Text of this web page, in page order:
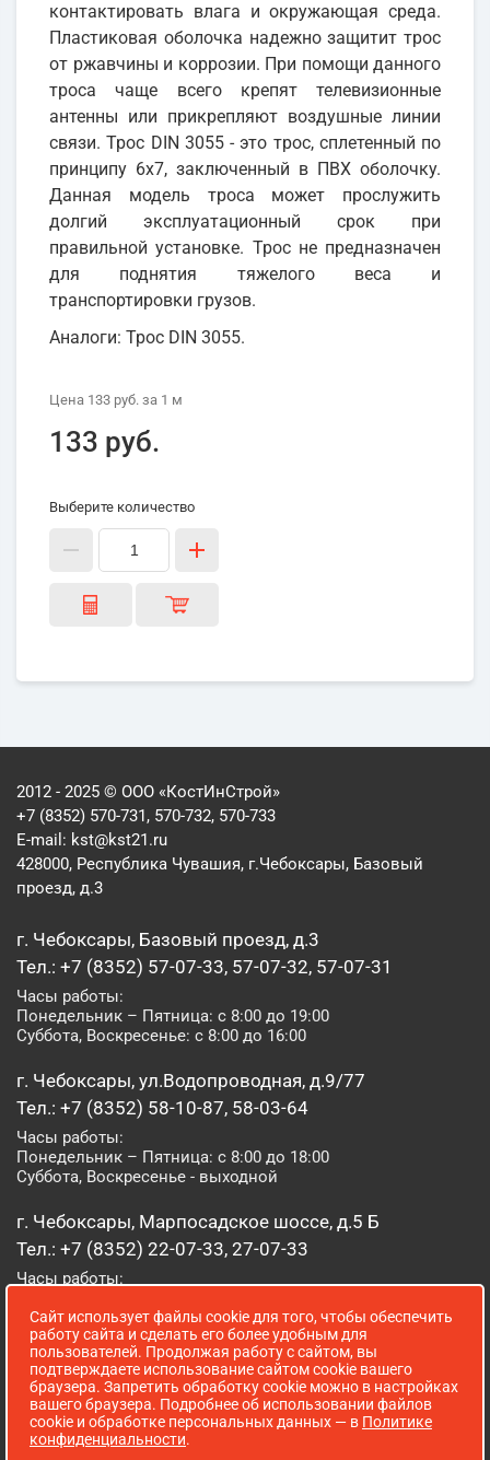
контактировать влага и окружающая среда.
Пластиковая оболочка надежно защитит трос
от ржавчины и коррозии. При помощи данного
троса чаще всего крепят телевизионные
антенны или прикрепляют воздушные линии
связи. Трос DIN 3055 - это трос, сплетенный по
принципу 6х7, заключенный в ПВХ оболочку.
Данная модель троса может прослужить
долгий эксплуатационный срок при
правильной установке. Трос не предназначен
для поднятия тяжелого веса и
транспортировки грузов.
Аналоги: Трос DIN 3055.
Цена 133 руб. за 1 м
133 руб.
Выберите количество
2012 - 2025 © ООО «КостИнСтрой»
+7 (8352) 570-731, 570-732, 570-733
E-mail: kst@kst21.ru
428000, Республика Чувашия, г.Чебоксары, Базовый
проезд, д.3
г. Чебоксары, Базовый проезд, д.3
Тел.: +7 (8352) 57-07-33, 57-07-32, 57-07-31
Часы работы:
Понедельник – Пятница: с 8:00 до 19:00
Суббота, Воскресенье: с 8:00 до 16:00
г. Чебоксары, ул.Водопроводная, д.9/77
Тел.: +7 (8352) 58-10-87, 58-03-64
Часы работы:
Понедельник – Пятница: с 8:00 до 18:00
Суббота, Воскресенье - выходной
г. Чебоксары, Марпосадское шоссе, д.5 Б
Тел.: +7 (8352) 22-07-33, 27-07-33
Часы работы:
Суббота, Воскресенье: с 8:00 до 16:00
г. Йошкар-Ола, ул. Луначарского, д. 52 А
Тел.: (8362) 41-07-31
Часы работы:
Понедельник – Пятница: с 8:00 до 18:00
Сайт использует файлы cookie для того, чтобы обеспечить
работу сайта и сделать его более удобным для
пользователей. Продолжая работу с сайтом, вы
подтверждаете использование сайтом cookie вашего
браузера. Запретить обработку cookie можно в настройках
вашего браузера. Подробнее об использовании файлов
cookie и обработке персональных данных — в Политике
конфиденциальности.